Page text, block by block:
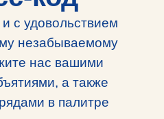
с удовольствием
незабываемому
нас вашими
а также
в палитре